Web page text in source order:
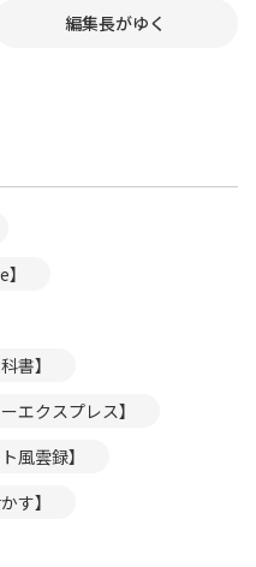
編集長がゆく
書】
エクスプレス】
風雲録】
す】